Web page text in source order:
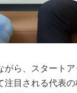
ら、スタート
目される代表